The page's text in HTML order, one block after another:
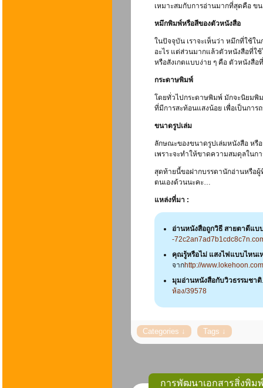
เหมาะสมกับการอ่านมากที่สุดคือ ข
หมึกพิมพ์หรือสีของตัวหนังสือ
ในปัจจุบัน เราจะเห็นว่า หมึกที่ใช้ใ
อะไร แต่ส่วนมากแล้วตัวหนังสือที่ใ
หรือสังเกตแบบง่าย ๆ คือ ตัวหนังสือ
กระดาษพิมพ์
โดยทั่วไปกระดาษพิมพ์ มักจะนิยมพิ
ที่มีการสะท้อนแสงน้อย เพื่อเป็นการ
ขนาดรูปเล่ม
ลักษณะของขนาดรูปเล่มหนังสือ หรื
เพราะจะทำให้ขาดความสมดุลในก
สุดท้ายนี้ขอฝากบรรดานักอ่านหรือ
ตนเองด้วนนะคะ…
แหล่งที่มา :
อ่านหนังสือถูกวิธี สายตาดีแบ
-
คุณรู้หรือไม่ แสงไฟแบบไหนเ
จากhttp://
มุมอ่านหนังสือกับวิวธรรมชาติ
ห้อง/39578
การพัฒนาเอกสารสิ่งพิม